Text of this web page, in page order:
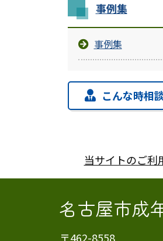
事例集
事例集
こんな時相
当サイトのご利
名古屋市成
〒462-8558